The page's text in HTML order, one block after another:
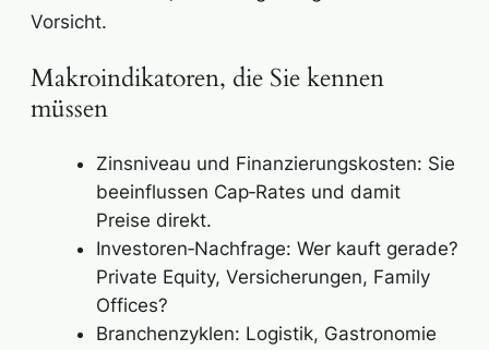
Vorsicht.
Makroindikatoren, die Sie kennen
müssen
Zinsniveau und Finanzierungskosten: Sie
beeinflussen Cap‑Rates und damit
Preise direkt.
Investoren‑Nachfrage: Wer kauft gerade?
Private Equity, Versicherungen, Family
Offices?
Branchenzyklen: Logistik, Gastronomie